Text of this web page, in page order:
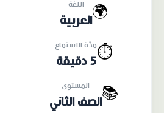
🌍 اللغة
العربية
⏱️مدّة الاستماع
5 دقيقة
📚 المستوى
الصف الثاني